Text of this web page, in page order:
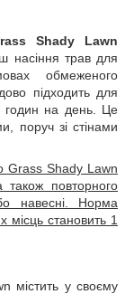
Shady Lawn
насіння трав для
обмеженого
підходить для
годин на день. Це
поруч зі стінами
Grass Shady Lawn
також повторного
навесні. Норма
місць становить 1
містить у своєму